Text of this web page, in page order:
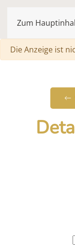
Zum
Warnung
Die Anzeige ist